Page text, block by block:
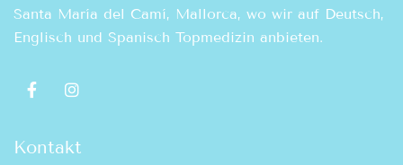
Santa María del Camí, Mallorca, wo wir auf Deutsch,
Englisch und Spanisch Topmedizin anbieten.
Kontakt